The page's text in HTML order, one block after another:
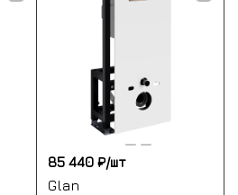
85 440 ₽/шт
Glan